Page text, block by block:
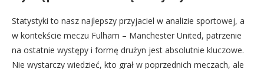
Statystyki to nasz najlepszy przyjaciel w analizie sportowej, a
w kontekście meczu Fulham – Manchester United, patrzenie
na ostatnie występy i formę drużyn jest absolutnie kluczowe.
Nie wystarczy wiedzieć, kto grał w poprzednich meczach, ale